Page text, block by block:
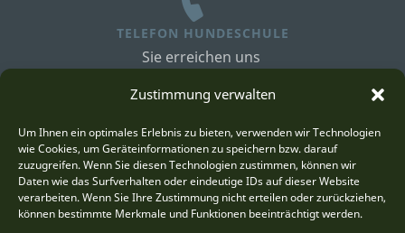
Zustimmung verwalten
Um Ihnen ein optimales Erlebnis zu bieten, verwenden wir Technologien
wie Cookies, um Geräteinformationen zu speichern bzw. darauf
zuzugreifen. Wenn Sie diesen Technologien zustimmen, können wir
Daten wie das Surfverhalten oder eindeutige IDs auf dieser Website
verarbeiten. Wenn Sie Ihre Zustimmung nicht erteilen oder zurückziehen,
können bestimmte Merkmale und Funktionen beeinträchtigt werden.
TELEFON HUNDESCHULE
Sie erreichen uns
+49 174 38 35 856